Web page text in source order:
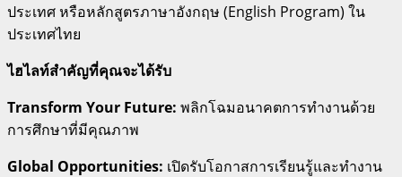
ประเทศ หรือหลักสูตรภาษาอังกฤษ (English Program) ใน
ประเทศไทย
ไฮไลท์สำคัญที่คุณจะได้รับ
Transform Your Future: พลิกโฉมอนาคตการทำงานด้วย
การศึกษาที่มีคุณภาพ
Global Opportunities: เปิดรับโอกาสการเรียนรู้และทำงาน